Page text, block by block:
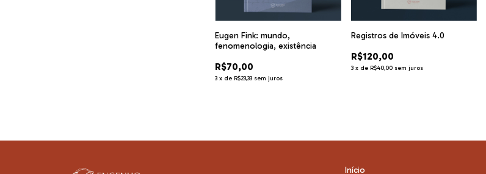
Eugen Fink: mundo,
fenomenologia, existência
R$70,00
3 x deR$23,33 sem juros
Registros de Imóveis 4.0
R$120,00
3 x de R$40,00 sem juros
Início